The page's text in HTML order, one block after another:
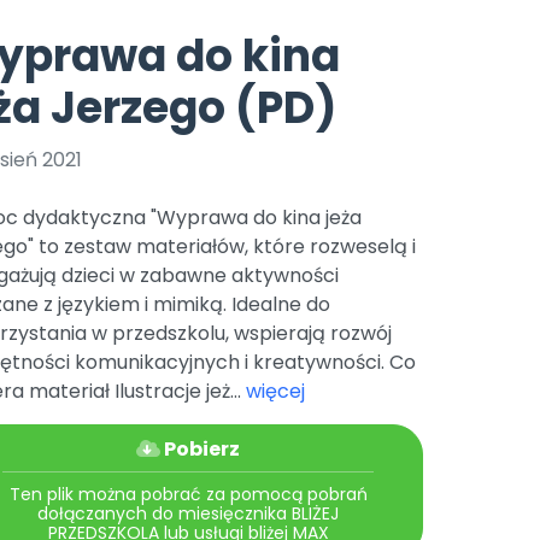
Archiwalne numery
Pomoc
Nowości
Zapowiedzi
Promocje
czerwca 2024 r. uzyskała
r. Nr decyzji:
Online.
Pomoc zwierzętom
Książka (dla) Przedszkolaka
Promowanie czytelnictwa
TikTok
Zobacz nas na TikToku
YouTube
do kina
Jerzego (PD)
2021
dydaktyczna "Wyprawa do kina jeża
to zestaw materiałów, które rozweselą i
dzieci w zabawne aktywności
z językiem i mimiką. Idealne do
w przedszkolu, wspierają rozwój
komunikacyjnych i kreatywności. Co
materiał Ilustracje jeż... więcej
Pobierz
Ten plik można pobrać za pomocą pobrań
dołączanych do miesięcznika BLIŻEJ
PRZEDSZKOLA lub usługi bliżej MAX